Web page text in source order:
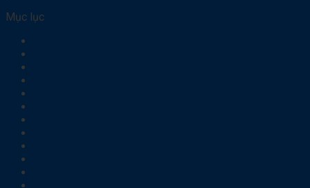
Mục lục